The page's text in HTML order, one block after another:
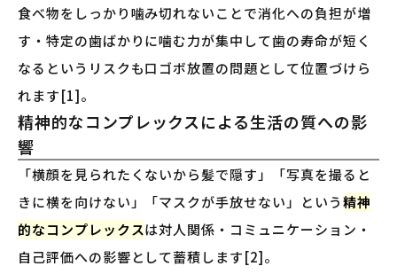
食べ物をしっかり噛み切れないことで消化への負担が増
す・特定の歯ばかりに噛む力が集中して歯の寿命が短く
なるというリスクも口ゴボ放置の問題として位置づけら
れます[1]。
精神的なコンプレックスによる生活の質への影
響
「横顔を見られたくないから髪で隠す」「写真を撮ると
きに横を向けない」「マスクが手放せない」という精神
的なコンプレックスは対人関係・コミュニケーション・
自己評価への影響として蓄積します[2]。